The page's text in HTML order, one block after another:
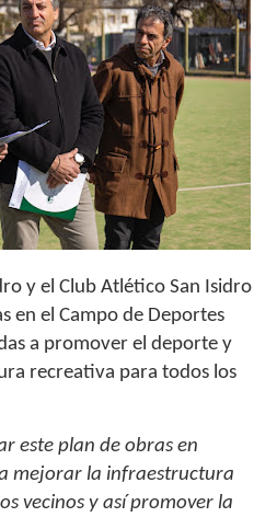
y el Club Atlético San Isidro
en el Campo de Deportes
a promover el deporte y
recreativa para todos los
este plan de obras en
mejorar la infraestructura
vecinos y así promover la